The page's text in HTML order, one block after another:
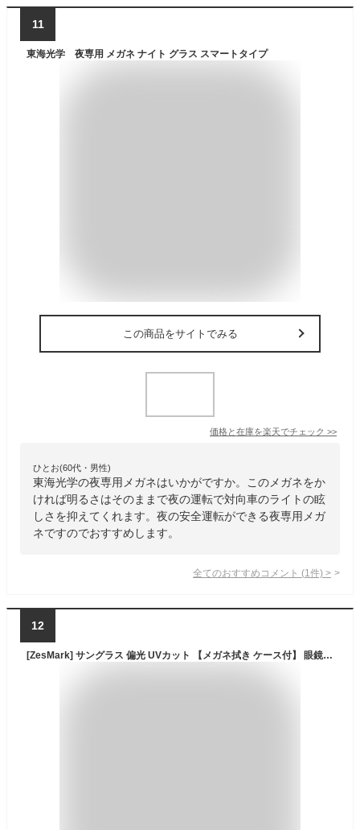
11
東海光学 夜専用 メガネ ナイト グラス スマートタイプ
この商品をサイトでみる
価格と在庫を楽天でチェック >>
ひとお(60代・男性)
東海光学の夜専用メガネはいかがですか。このメガネをか
ければ明るさはそのままで夜の運転で対向車のライトの眩
しさを抑えてくれます。夜の安全運転ができる夜専用メガ
ネですのでおすすめします。
全てのおすすめコメント (1 件) >
12
[ZesMark] サングラス 偏光 UVカット 【メガネ拭き ケース付】 眼鏡の上から クリップオン ワンタッチ装着 軽量5g (イエロー)